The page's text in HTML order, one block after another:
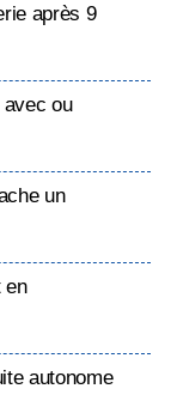
après 9
ou
un
en
autonome